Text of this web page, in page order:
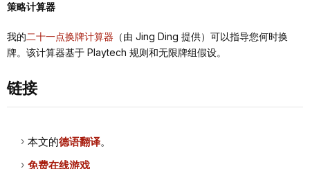
策略计算器
我的二十一点换牌计算器 （由 Jing Ding 提供）可以指导您何时换
牌。该计算器基于 Playtech 规则和无限牌组假设。
链接
本文的德语翻译。
免费在线游戏